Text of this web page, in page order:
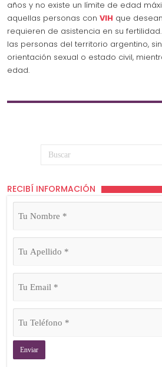
años y no existe un límite de edad
aquellas personas conVIH que
requieren de asistencia en su
las personas del territorio argentino,
orientación sexual o estado civil,
edad.
RECIBÍ INFORMACIÓN
Nombre
Apellido
Email
Teléfono